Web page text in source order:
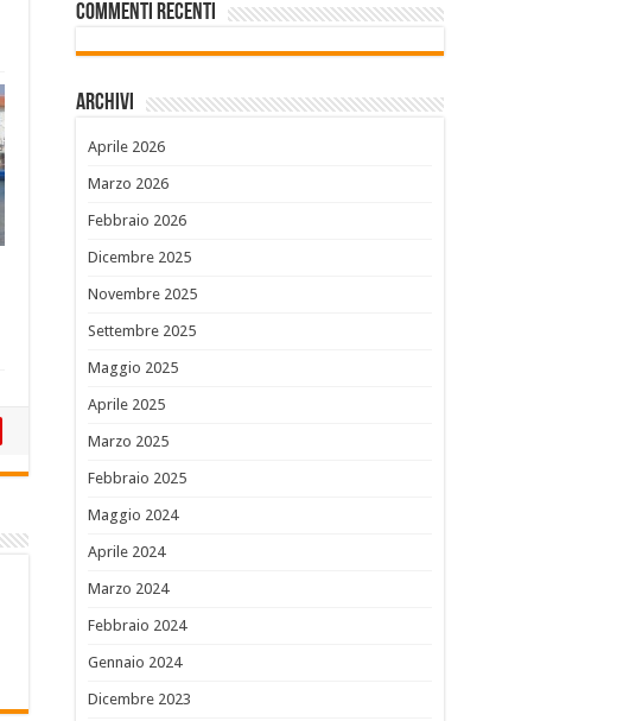
Commenti recenti
Archivi
Aprile 2026
Marzo 2026
Febbraio 2026
Dicembre 2025
Novembre 2025
Settembre 2025
Maggio 2025
Aprile 2025
Marzo 2025
Febbraio 2025
Maggio 2024
Aprile 2024
Marzo 2024
Febbraio 2024
Gennaio 2024
Dicembre 2023